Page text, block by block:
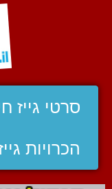
סרטי גייז
הכרויות